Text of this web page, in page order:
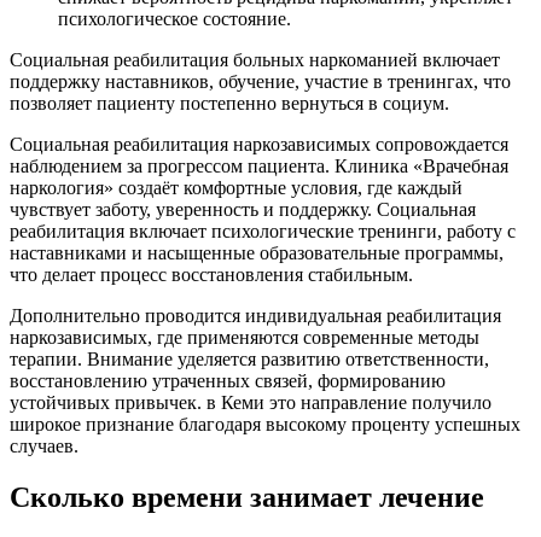
психологическое состояние.
Социальная реабилитация больных наркоманией включает
поддержку наставников, обучение, участие в тренингах, что
позволяет пациенту постепенно вернуться в социум.
Социальная реабилитация наркозависимых сопровождается
наблюдением за прогрессом пациента. Клиника «Врачебная
наркология» создаёт комфортные условия, где каждый
чувствует заботу, уверенность и поддержку. Социальная
реабилитация включает психологические тренинги, работу с
наставниками и насыщенные образовательные программы,
что делает процесс восстановления стабильным.
Дополнительно проводится индивидуальная реабилитация
наркозависимых, где применяются современные методы
терапии. Внимание уделяется развитию ответственности,
восстановлению утраченных связей, формированию
устойчивых привычек. в Кеми это направление получило
широкое признание благодаря высокому проценту успешных
случаев.
Сколько времени занимает лечение